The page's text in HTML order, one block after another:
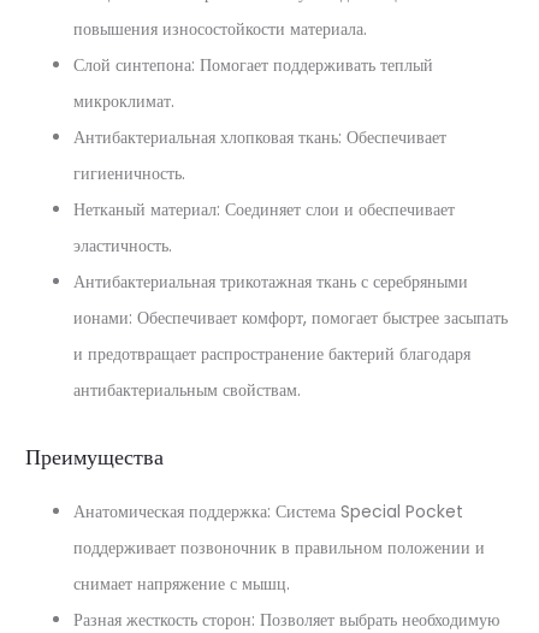
повышения износостойкости материала.
Слой синтепона: Помогает поддерживать теплый
микроклимат.
Антибактериальная хлопковая ткань: Обеспечивает
гигиеничность.
Нетканый материал: Соединяет слои и обеспечивает
эластичность.
Антибактериальная трикотажная ткань с серебряными
ионами: Обеспечивает комфорт, помогает быстрее засыпать
и предотвращает распространение бактерий благодаря
антибактериальным свойствам.
Преимущества
Анатомическая поддержка: Система Special Pocket
поддерживает позвоночник в правильном положении и
снимает напряжение с мышц.
Разная жесткость сторон: Позволяет выбрать необходимую